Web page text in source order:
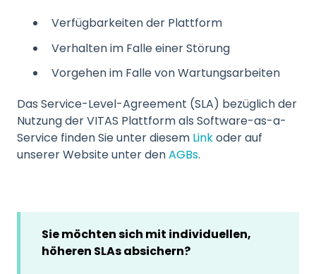
Verfügbarkeiten der Plattform
Verhalten im Falle einer Störung
Vorgehen im Falle von Wartungsarbeiten
Das Service-Level-Agreement (SLA) bezüglich der
Nutzung der VITAS Plattform als Software-as-a-
Service finden Sie unter diesem Linkoder auf
unserer Website unter denAGBs.
Sie möchten sich mit individuellen,
höheren SLAs absichern?